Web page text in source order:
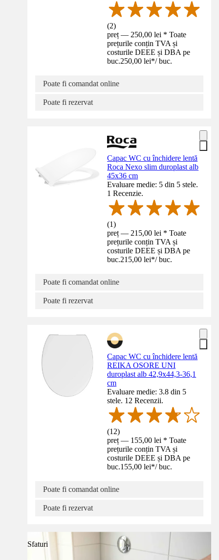
(2)
preț — 250,00 lei * Toate
prețurile conțin TVA și
costurile DEEE și DBA pe
buc.250,00 lei*/ buc.
Poate fi comandat online
Poate fi rezervat
Capac WC cu închidere lentă
Roca Nexo slim duroplast alb
45x36 cm
Evaluare medie: 5 din 5 stele.
1 Recenzie.
(1)
preț — 215,00 lei * Toate
prețurile conțin TVA și
costurile DEEE și DBA pe
buc.215,00 lei*/ buc.
Poate fi comandat online
Poate fi rezervat
Capac WC cu închidere lentă
REIKA OSORE UNI
duroplast alb 42,9x44,3-36,1
cm
Evaluare medie: 3.8 din 5
stele. 12 Recenzii.
(12)
preț — 155,00 lei * Toate
prețurile conțin TVA și
costurile DEEE și DBA pe
buc.155,00 lei*/ buc.
Poate fi comandat online
Poate fi rezervat
Sfaturi